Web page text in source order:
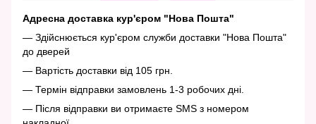
Адресна доставка кур'єром "Нова Пошта"
— Здійснюється кур'єром служби доставки "Нова Пошта"
до дверей
— Вартість доставки від 105 грн.
— Термін відправки замовлень 1-3 робочих дні.
— Після відправки ви отримаєте SMS з номером